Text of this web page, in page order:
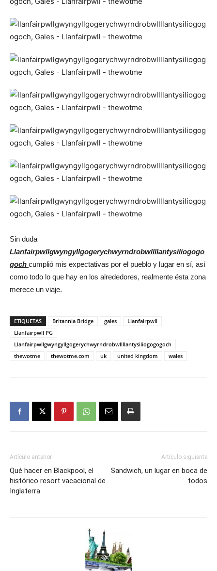
Sin duda
Llanfairpwllgwyngyllgogerychwyrndrobwllllantysiliogogo
goch cumplió mis expectativas por el pueblo y lugar en sí, así
como todo lo que hay en los alrededores, realmente ésta zona
merece un viaje.
ETIQUETAS Britannia Bridge gales
Llanfairpwll
Llanfairpwll PG
Llanfairpwllgwyngyllgogerychwyrndrobwllllantysiliogogogoch
thewotme
thewotme.com uk united kingdom wales
Artículo anterior
Qué hacer en Blackpool, el
histórico resort vacacional de
Inglaterra
Artículo siguiente
Sandwich, un lugar en boca de
todos